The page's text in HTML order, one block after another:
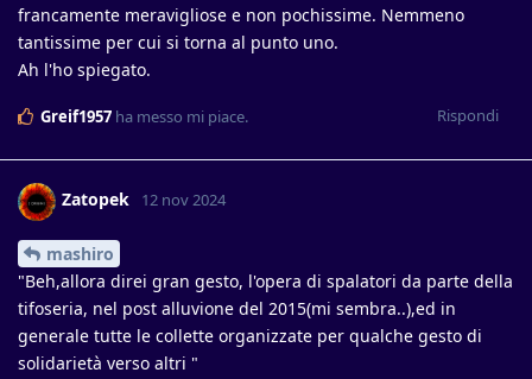
francamente meravigliose e non pochissime. Nemmeno
tantissime per cui si torna al punto uno.
Ah l'ho spiegato.
Rispondi
Greif1957 ha messo mi piace.
Zatopek 12 nov 2024
mashiro
"Beh,allora direi gran gesto, l'opera di spalatori da parte della
tifoseria, nel post alluvione del 2015(mi sembra..),ed in
generale tutte le collette organizzate per qualche gesto di
solidarietà verso altri "